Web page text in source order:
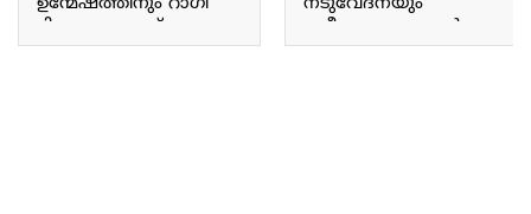
ദിവസവും ഇത് പോലെ
കുടിക്കൂ.!! | Healthy Ragi
ക്ഷീണവും മാറാൻ
എള്ളും അവലും